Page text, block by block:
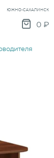
ЮЖНО-САХАЛИНСК
0 ₽